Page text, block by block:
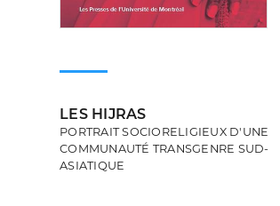
LES HIJRAS
PORTRAIT SOCIORELIGIEUX D'UNE
COMMUNAUTÉ TRANSGENRE SUD-
ASIATIQUE